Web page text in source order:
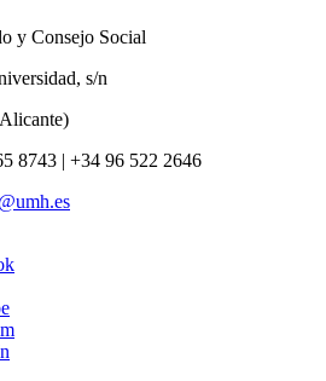
y Consejo Social
s/n
8743 | +34 96 522 2646